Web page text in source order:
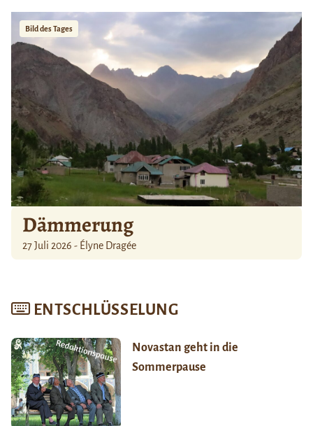
Bild des Tages
Dämmerung
27 Juli 2026 - Élyne Dragée
ENTSCHLÜSSELUNG
Novastan geht in die
Sommerpause